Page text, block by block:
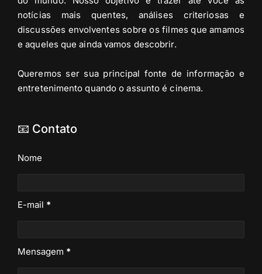
notícias mais quentes, análises criteriosas e
discussões envolventes sobre os filmes que amamos
e aqueles que ainda vamos descobrir.
Queremos ser sua principal fonte de informação e
entretenimento quando o assunto é cinema.
📧 Contato
Nome
E-mail *
Mensagem *